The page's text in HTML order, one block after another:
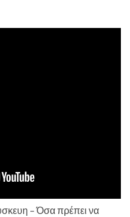
– Όσα πρέπει να